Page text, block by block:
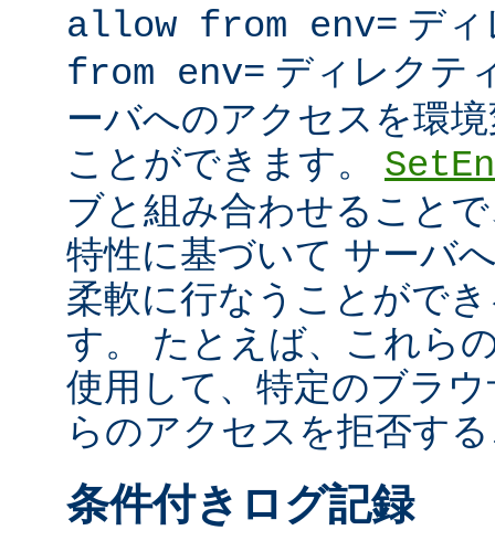
allow from env= デ
from env= ディレクテ
ーバへのアクセスを環
ことができます。
ブと組み合わせること
特性に基づいて サーバ
柔軟に行なうことがで
す。 たとえば、これら
使用して、特定のブラ
らのアクセスを拒否す
条件付きログ記録